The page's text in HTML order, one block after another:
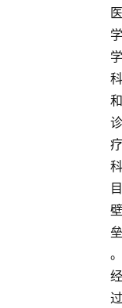
医
学
学
科
和
诊
疗
科
目
壁
垒
。
经
过